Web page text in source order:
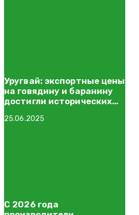
Уругвай: экспортные цены
на говядину и баранину
достигли исторических
25.06.2025
С 2026 года